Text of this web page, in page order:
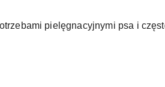
pielęgnacyjnymi psa i